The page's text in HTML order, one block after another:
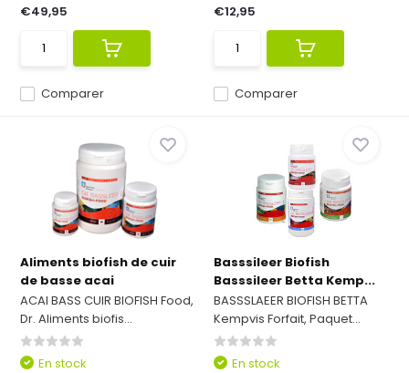
Comparer
€49,95
Comparer
€12,95
Aliments biofish de cuir
de basse acai
ACAI BASS CUIR BIOFISH Food,
Dr. Aliments biofis...
En stock
Basssileer Biofish
Basssileer Betta Kemp...
BASSSLAEER BIOFISH BETTA
Kempvis Forfait, Paquet...
En stock